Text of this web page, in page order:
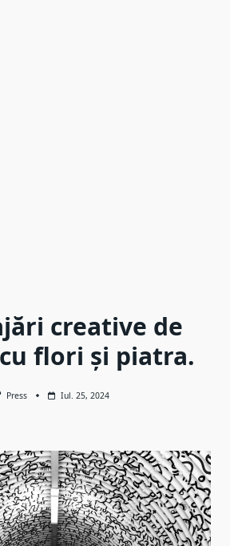
creative de
flori și piatra.
Press Iul. 25, 2024